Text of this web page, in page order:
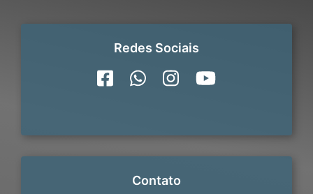
Redes Sociais
Contato